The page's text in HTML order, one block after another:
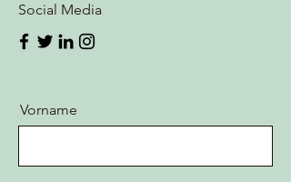
Social Media
Vorname